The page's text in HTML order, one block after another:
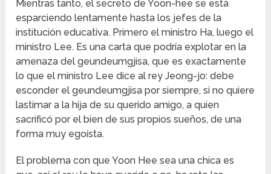
Mientras tanto, el secreto de Yoon-hee se está
esparciendo lentamente hasta los jefes de la
institución educativa. Primero el ministro Ha, luego el
ministro Lee. Es una carta que podría explotar en la
amenaza del geundeumgjisa, que es exactamente
lo que el ministro Lee dice al rey Jeong-jo: debe
esconder el geundeumgjisa por siempre, si no quiere
lastimar a la hija de su querido amigo, a quien
sacrificó por el bien de sus propios sueños, de una
forma muy egoísta.
El problema con que Yoon Hee sea una chica es